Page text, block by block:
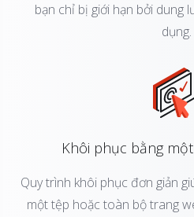
bạn chỉ bị giới hạn bởi dung
dụng.
Khôi phục bằng
Quy trình khôi phục đơn giản
một tệp hoặc toàn bộ trang